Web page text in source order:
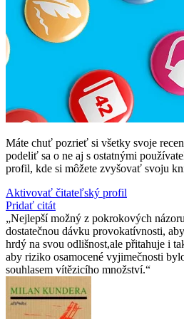
Máte chuť pozrieť si všetky svoje
podeliť sa o ne aj s ostatnými
profil, kde si môžete zvyšovať svoju
Aktivovať čitateľský profil
Pridať citát
Nejlepší možný z pokrokových
dostatečnou dávku provokatívnosti,
hrdý na svou odlišnost,ale přitahuje i
aby riziko osamocené vyjimečnosti
souhlasem vítězicího množství.